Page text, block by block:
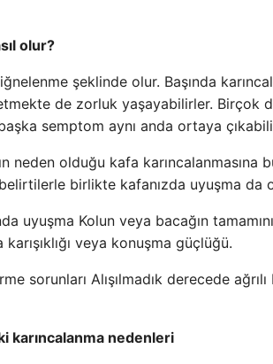
olur?
şeklinde olur. Başında
de zorluk yaşayabilirler. Birçok
semptom aynı anda ortaya
neden olduğu kafa karıncalanmasına
birlikte kafanızda uyuşma da
uyuşma Kolun veya bacağın
karışıklığı veya konuşma güçlüğü.
sorunları Alışılmadık derecede
karıncalanma nedenleri